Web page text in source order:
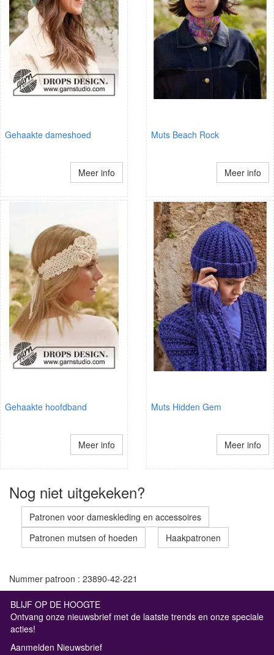
Gehaakte dameshoed
Meer info
Muts Beach Rock
Meer info
Gehaakte hoofdband
Meer info
Muts Hidden Gem
Meer info
Nog niet uitgekeken?
Patronen voor dameskleding en accessoires
Patronen mutsen of hoeden
Haakpatronen
Nummer patroon : 23890-42-221
BLIJF OP DE HOOGTE
Ontvang onze nieuwsbrief met de laatste trends en onze speciale
acties!
Aanmelden Nieuwsbrief